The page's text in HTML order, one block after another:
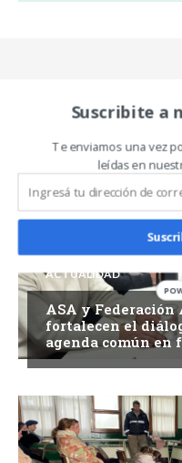
Related Articles
ACTUALIDAD
ASA y
fortalecen el
agenda común en
Suscribite a
Te enviamos una vez
leídas en